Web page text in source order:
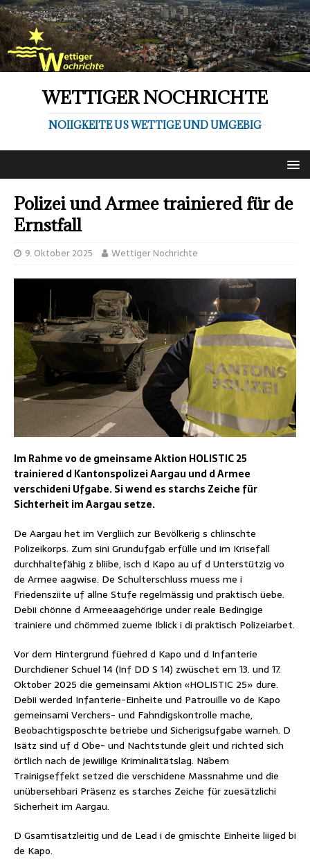
WETTIGER NOCHRICHTE
NOIIGKEITE US WETTIGE UND UMGEBIG
Polizei und Armee trainiered für de
Ernstfall
9. Oktober 2025 Wettiger Nochrichte
Im Rahme vo de gmeinsame Aktion HOLISTIC 25
trainiered d Kantonspolizei Aargau und d Armee
verschideni Ufgabe. Si wend es starchs Zeiche für
Sichterheit im Aargau setze.
De Aargau het im Vergliich zur Bevölkerig s chlinschte
Polizeikorps. Zum sini Grundufgab erfülle und im Krisefall
durchhaltefähig z bliibe, isch d Kapo au uf d Unterstützig vo
de Armee aagwise. De Schulterschluss muess me i
Friedensziite uf allne Stufe regelmässig und praktisch üebe.
Debii chönne d Armeeaagehörige under reale Bedingige
trainiere und chömmed zueme Iblick i di praktisch Polizeiarbet.
Vor dem Hintergrund füehred d Kapo und d Infanterie
Durchdiener Schuel 14 (Inf DD S 14) zwüschet em 13. und 17.
Oktober 2025 die gemeinsami Aktion «HOLISTIC 25» dure.
Debii werded Infanterie-Einheite und Patrouille vo de Kapo
gemeinsami Verchers- und Fahndigskontrolle mache,
Beobachtigsposchte betriebe und Sicherigsufgabe warneh. D
Isätz sind uf d Obe- und Nachtstunde gleit und richted sich
örtlich nach de jewiilige Kriminalitätslag. Näbem
Trainigseffekt setzed die verschidene Massnahme und die
unübersehbari Präsenz es starches Zeiche für zuesätzlichi
Sicherheit im Aargau.
D Gsamtisatzleitig und de Lead i de gmischte Einheite liiged bi
de Kapo.